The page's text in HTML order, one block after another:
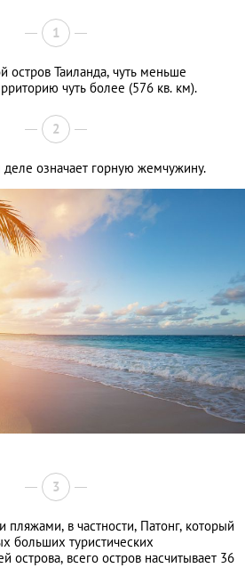
1
остров Таиланда, чуть меньше
чуть более (576 кв. км).
2
означает горную жемчужину.
3
пляжами, в частности, Патонг, который
больших туристических
острова, всего остров насчитывает 36